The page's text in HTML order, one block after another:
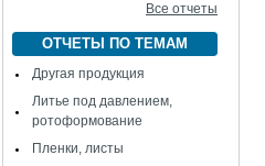
Все отчеты
ОТЧЕТЫ ПО ТЕМАМ
Другая продукция
Литье под давлением,
ротоформование
Пленки, листы